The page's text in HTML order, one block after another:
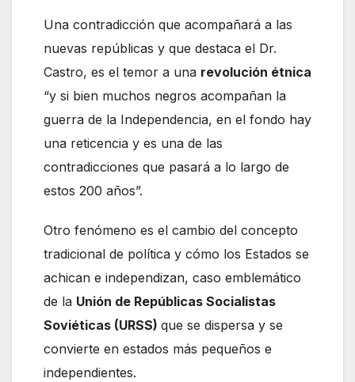
Una contradicción que acompañará a las
nuevas repúblicas y que destaca el Dr.
Castro, es el temor a una revolución étnica
“y si bien muchos negros acompañan la
guerra de la Independencia, en el fondo hay
una reticencia y es una de las
contradicciones que pasará a lo largo de
estos 200 años”.
Otro fenómeno es el cambio del concepto
tradicional de política y cómo los Estados se
achican e independizan, caso emblemático
de la Unión de Repúblicas Socialistas
Soviéticas (URSS) que se dispersa y se
convierte en estados más pequeños e
independientes.